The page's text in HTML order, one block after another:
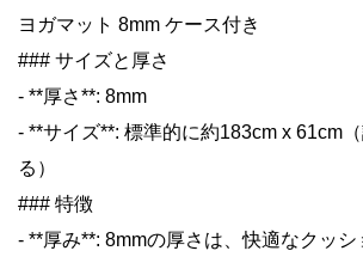
ヨガマット 8mm ケース付き
### サイズと厚さ
- **厚さ**: 8mm
- **サイズ**: 標準的に約183cm x 61cm
る）
### 特徴
- **厚み**: 8mmの厚さは、快適なクッシ